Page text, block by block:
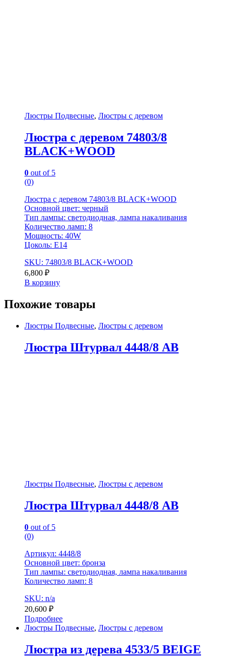
Люстры Подвесные, Люстры с деревом
Люстра с деревом 74803/8
BLACK+WOOD
0 out of 5
(0)
Люстра с деревом 74803/8 BLACK+WOOD
Основной цвет: черный
Тип лампы: светодиодная, лампа накаливания
Количество ламп: 8
Мощность: 40W
Цоколь: Е14
SKU: 74803/8 BLACK+WOOD
6,800 ₽
В корзину
Похожие товары
Люстры Подвесные, Люстры с деревом
Люстра Штурвал 4448/8 AB
Люстры Подвесные, Люстры с деревом
Люстра Штурвал 4448/8 AB
0 out of 5
(0)
Артикул: 4448/8
Основной цвет: бронза
Тип лампы: светодиодная, лампа накаливания
Количество ламп: 8
SKU: n/a
20,600 ₽
Подробнее
Люстры Подвесные, Люстры с деревом
Люстра из дерева 4533/5 BEIGE